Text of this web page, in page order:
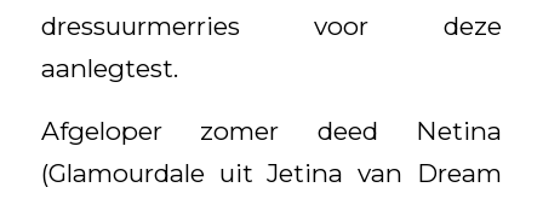
dressuurmerries voor deze
aanlegtest.
Afgeloper zomer deed Netina
(Glamourdale uit Jetina van Dream